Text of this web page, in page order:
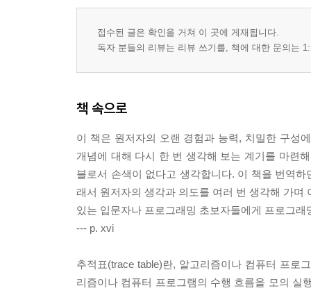
6.3 사용자로부터 입력을 받을 수 있는 명령어 60
6.5 복습문제: 객관식 63
7.2 산술 연산자 68
7.3 산술 연산자의 우선순위 70
7.4 복합 할당 연산자 71
7.5 문자열 연산자 73
7.6 복습문제: 참/거짓 74
7.7 복습문제: 객관식 75
7.8 프로그래밍 연습문제 77
8장 추적표 80
8.1 추적표란 무엇인가? 80
접수된 글은 확인을 거쳐 이 곳에 게재됩니다.
독자 분들의 리뷰는 리뷰 쓰기를, 책에 대한 문의는
책 속으로
이 책은 원저자의 오랜 경험과 능력, 치밀한 구성
개념에 대해 다시 한 번 생각해 보는 계기를 마련
블로서 손색이 없다고 생각합니다. 이 책을 번역
래서 원저자의 생각과 의도를 여러 번 생각해 가
있는 입문자나 프로그래밍 초보자들에게 프로그
--- p. xvi
추적표(trace table)란, 알고리즘이나 컴퓨터 프로
리즘이나 컴퓨터 프로그램의 수행 흐름을 모의 실